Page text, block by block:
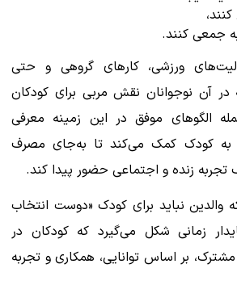
جمعی کنند.
ورزشی، کارهای گروهی و حتی
در آن نوجوانان نقش مربی برای کودکان
الگوهای موفق در این زمینه معرفی
به کودک کمک می‌کند تا به‌جای مصرف
تجربه زنده و اجتماعی حضور پیدا کند.
والدین نباید برای کودک «دوست انتخاب
زمانی شکل می‌گیرد که کودکان در
بر اساس توانایی، همکاری و تجربه